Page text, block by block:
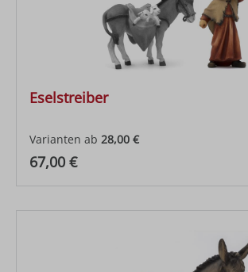
Eselstreiber
Varianten ab 28,00 €
Regulärer Preis:
67,00 €